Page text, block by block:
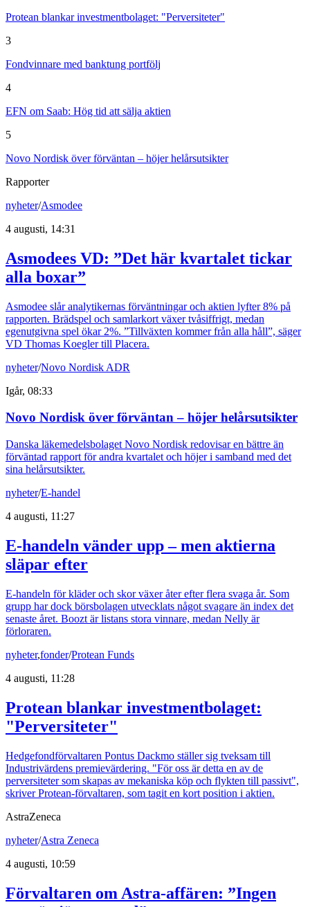
Protean blankar investmentbolaget: "Perversiteter"
3
Fondvinnare med banktung portfölj
4
EFN om Saab: Hög tid att sälja aktien
5
Novo Nordisk över förväntan – höjer helårsutsikter
Rapporter
nyheter/Asmodee
4 augusti, 14:31
Asmodees VD: ”Det här kvartalet tickar
alla boxar”
Asmodee slår analytikernas förväntningar och aktien lyfter 8% på
rapporten. Brädspel och samlarkort växer tvåsiffrigt, medan
egenutgivna spel ökar 2%. ”Tillväxten kommer från alla håll”, säger
VD Thomas Koegler till Placera.
nyheter/Novo Nordisk ADR
Igår, 08:33
Novo Nordisk över förväntan – höjer helårsutsikter
Danska läkemedelsbolaget Novo Nordisk redovisar en bättre än
förväntad rapport för andra kvartalet och höjer i samband med det
sina helårsutsikter.
nyheter/E-handel
4 augusti, 11:27
E-handeln vänder upp – men aktierna
släpar efter
E-handeln för kläder och skor växer åter efter flera svaga år. Som
grupp har dock börsbolagen utvecklats något svagare än index det
senaste året. Boozt är listans stora vinnare, medan Nelly är
förloraren.
nyheter,fonder/Protean Funds
4 augusti, 11:28
Protean blankar investmentbolaget:
"Perversiteter"
Hedgefondförvaltaren Pontus Dackmo ställer sig tveksam till
Industrivärdens premievärdering. "För oss är detta en av de
perversiteter som skapas av mekaniska köp och flykten till passivt",
skriver Protean-förvaltaren, som tagit en kort position i aktien.
AstraZeneca
nyheter/Astra Zeneca
4 augusti, 10:59
Förvaltaren om Astra-affären: ”Ingen